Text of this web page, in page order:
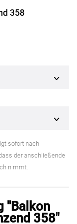
358
sofort nach
der anschließende
nimmt.
"Balkon
358"